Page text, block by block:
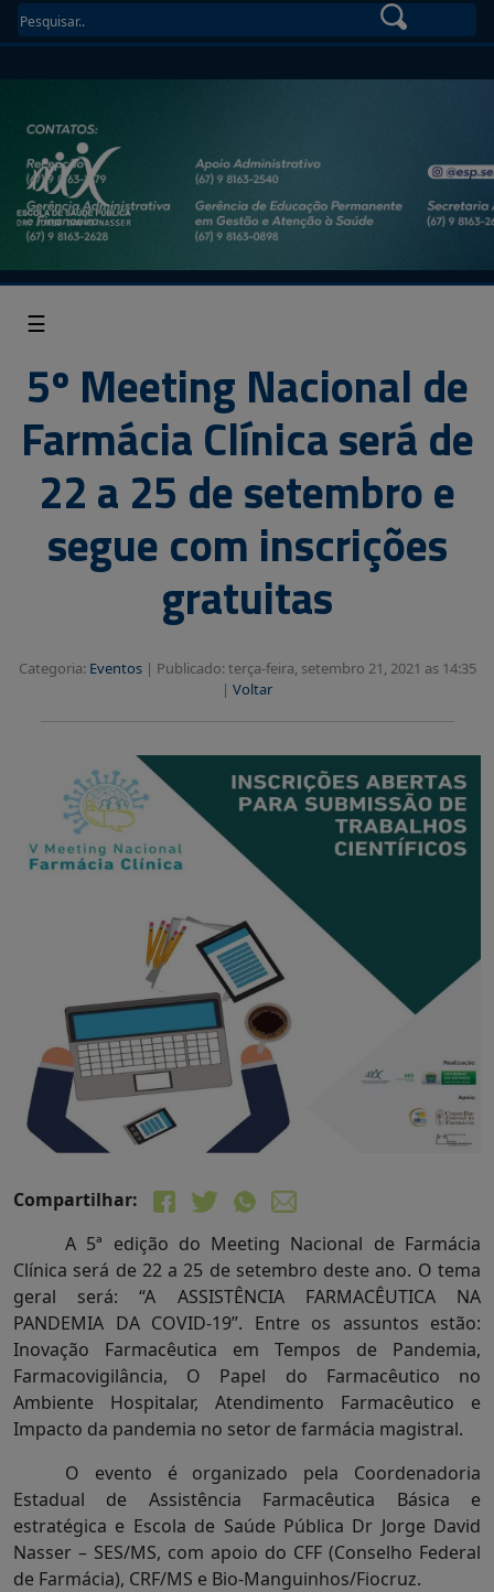
☰
5º Meeting Nacional de
Farmácia Clínica será de
22 a 25 de setembro e
segue com inscrições
gratuitas
Categoria: Eventos| Publicado: terça-feira, setembro 21, 2021 as 14:35
| Voltar
Compartilhar:
A 5ª edição do Meeting Nacional de Farmácia
Clínica será de 22 a 25 de setembro deste ano. O tema
geral será: “A ASSISTÊNCIA FARMACÊUTICA NA
PANDEMIA DA COVID-19”. Entre os assuntos estão:
Inovação Farmacêutica em Tempos de Pandemia,
Farmacovigilância, O Papel do Farmacêutico no
Ambiente Hospitalar, Atendimento Farmacêutico e
Impacto da pandemia no setor de farmácia magistral.
O evento é organizado pela Coordenadoria
Estadual de Assistência Farmacêutica Básica e
estratégica e Escola de Saúde Pública Dr Jorge David
Nasser – SES/MS, com apoio do CFF (Conselho Federal
de Farmácia), CRF/MS e Bio-Manguinhos/Fiocruz.